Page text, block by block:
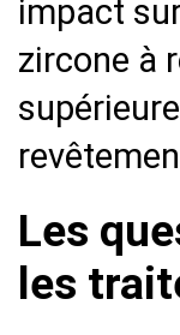
impact
zircone à
Les
les